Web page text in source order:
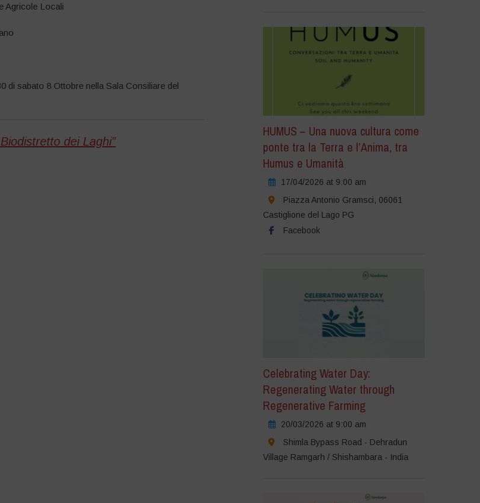
Agricole Locali
di sabato 8 Ottobre nella Sala Consiliare del
dei Laghi”
HUMUS – Una nuova cultura come
ponte tra la Terra e l’Anima, tra
Humus e Umanità
17/04/2026 at 9:00 am
Piazza Antonio Gramsci, 06061
Castiglione del Lago PG
Facebook
Celebrating Water Day:
Regenerating Water through
Regenerative Farming
20/03/2026 at 9:00 am
Shimla Bypass Road - Dehradun
Village Ramgarh / Shishambara - India